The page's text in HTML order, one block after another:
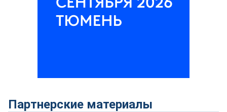
Партнерские материалы